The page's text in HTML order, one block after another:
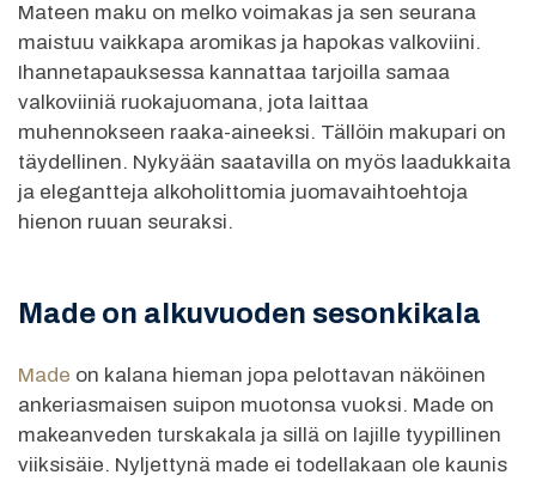
Mateen maku on melko voimakas ja sen seurana
maistuu vaikkapa aromikas ja hapokas valkoviini.
Ihannetapauksessa kannattaa tarjoilla samaa
valkoviiniä ruokajuomana, jota laittaa
muhennokseen raaka-aineeksi. Tällöin makupari on
täydellinen. Nykyään saatavilla on myös laadukkaita
ja elegantteja alkoholittomia juomavaihtoehtoja
hienon ruuan seuraksi.
Made on alkuvuoden sesonkikala
Made on kalana hieman jopa pelottavan näköinen
ankeriasmaisen suipon muotonsa vuoksi. Made on
makeanveden turskakala ja sillä on lajille tyypillinen
viiksisäie. Nyljettynä made ei todellakaan ole kaunis